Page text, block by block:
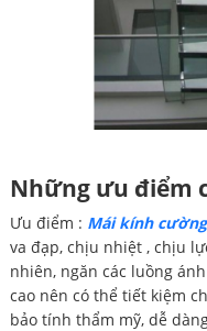
Những ưu điểm
Ưu điểm : Mái kính
va đạp, chịu nhiệt , chịu
nhiên, ngăn các luồng
cao nên có thể tiết kiệm
bảo tính thẩm mỹ, dễ